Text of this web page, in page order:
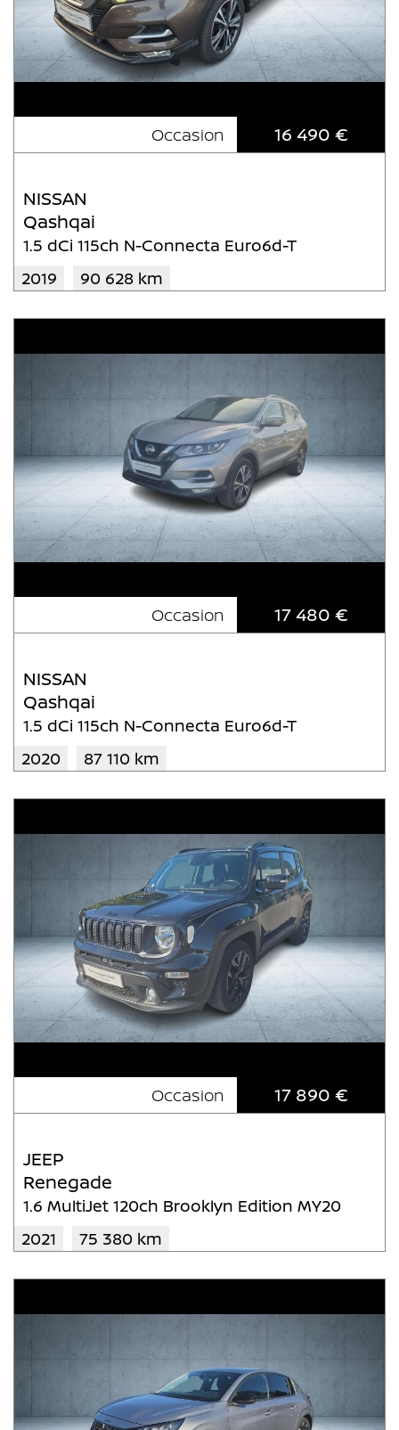
Occasion 16 490 €
NISSAN
Qashqai
1.5 dCi 115ch N-Connecta Euro6d-T
2019
90 628 km
Occasion 17 480 €
NISSAN
Qashqai
1.5 dCi 115ch N-Connecta Euro6d-T
2020
87 110 km
Occasion 17 890 €
JEEP
Renegade
1.6 MultiJet 120ch Brooklyn Edition MY20
2021
75 380 km